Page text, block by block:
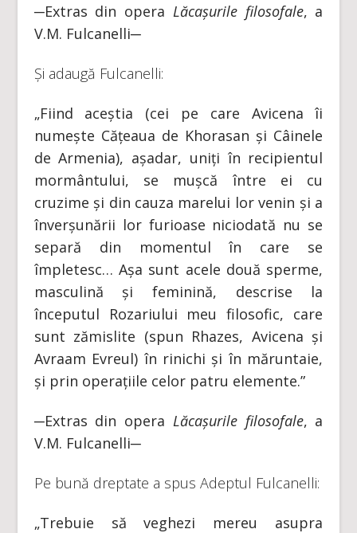
─Extras din opera Lăcașurile filosofale, a
V.M. Fulcanelli─
Și adaugă Fulcanelli:
„Fiind aceștia (cei pe care Avicena îi
numește Cățeaua de Khorasan și Câinele
de Armenia), așadar, uniți în recipientul
mormântului, se mușcă între ei cu
cruzime și din cauza marelui lor venin și a
înverșunării lor furioase niciodată nu se
separă din momentul în care se
împletesc… Așa sunt acele două sperme,
masculină și feminină, descrise la
începutul Rozariului meu filosofic, care
sunt zămislite (spun Rhazes, Avicena și
Avraam Evreul) în rinichi și în măruntaie,
și prin operațiile celor patru elemente.”
─Extras din opera Lăcașurile filosofale, a
V.M. Fulcanelli─
Pe bună dreptate a spus Adeptul Fulcanelli:
„Trebuie să veghezi mereu asupra